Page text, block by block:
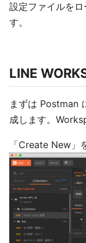
設定ファイルを
す。
LINE
まずは Postman
成します。
「Create New」